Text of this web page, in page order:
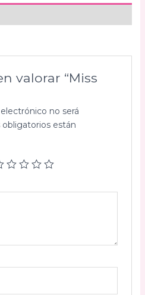
valorar “Miss
no será
obligatorios están